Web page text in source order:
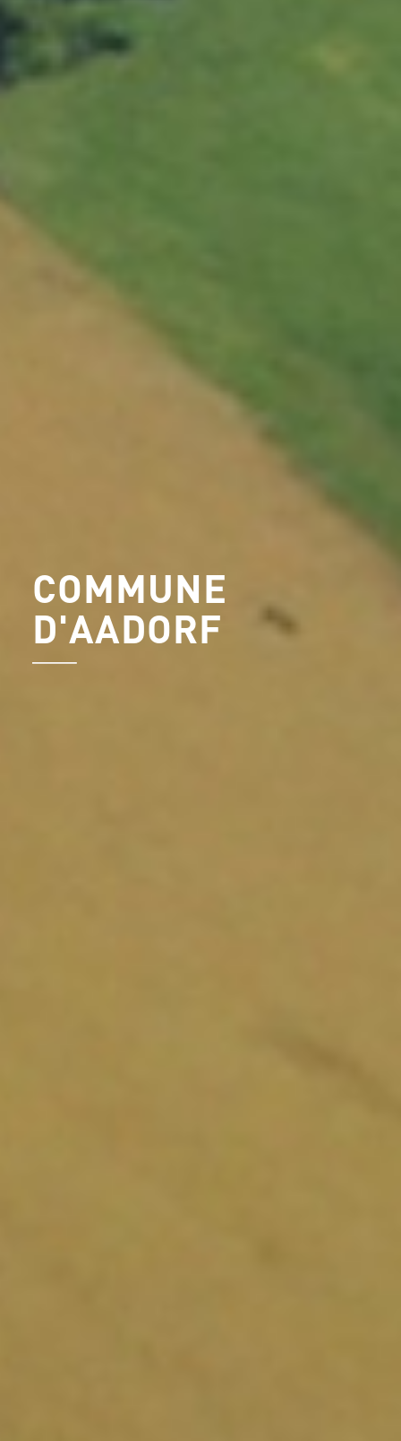
COMMUNE
D'AADORF